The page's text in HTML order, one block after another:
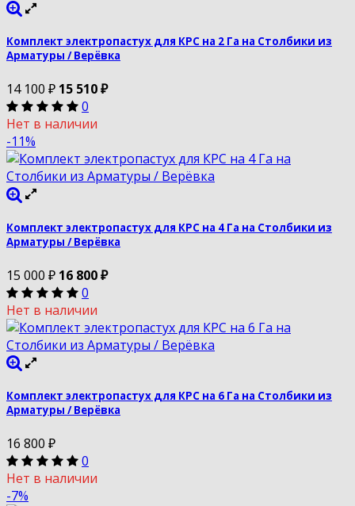
Комплект электропастух для КРС на 2 Га на Столбики из
Арматуры / Верёвка
14 100 ₽ 15 510₽
0
Нет в наличии
-11%
Комплект электропастух для КРС на 4 Га на Столбики из
Арматуры / Верёвка
15 000 ₽ 16 800₽
0
Нет в наличии
Комплект электропастух для КРС на 6 Га на Столбики из
Арматуры / Верёвка
16 800 ₽
0
Нет в наличии
-7%